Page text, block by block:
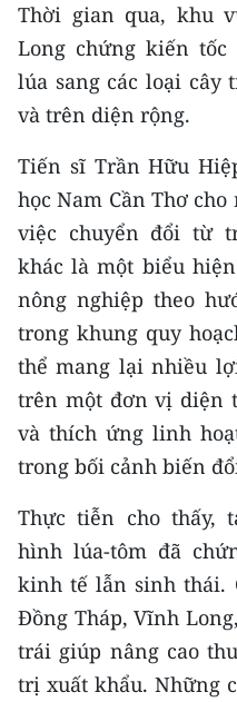
Thời gian qua, khu
Long chứng kiến
lúa sang các loại cây
và trên diện rộng.
Tiến sĩ Trần Hữu
học Nam Cần Thơ
việc chuyển đổi từ
khác là một biểu
nông nghiệp theo
trong khung quy
thể mang lại nhiều
trên một đơn vị diện
và thích ứng linh
trong bối cảnh biến
Thực tiễn cho thấy,
hình lúa-tôm đã
kinh tế lẫn sinh thái.
Đồng Tháp, Vĩnh
trái giúp nâng cao
trị xuất khẩu. Những